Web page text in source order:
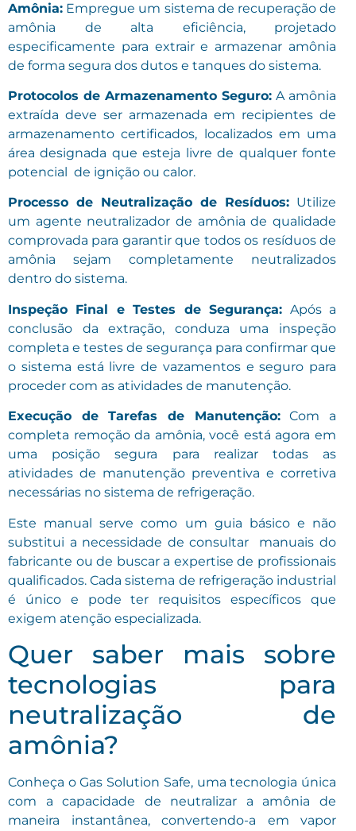
Amônia: Empregue um sistema de recuperação de
amônia de alta eficiência, projetado
especificamente para extrair e armazenar amônia
de forma segura dos dutos e tanques do sistema.
Protocolos de Armazenamento Seguro: A amônia
extraída deve ser armazenada em recipientes de
armazenamento certificados, localizados em uma
área designada que esteja livre de qualquer fonte
potencial de ignição ou calor.
Processo de Neutralização de Resíduos: Utilize
um agente neutralizador de amônia de qualidade
comprovada para garantir que todos os resíduos de
amônia sejam completamente neutralizados
dentro do sistema.
Inspeção Final e Testes de Segurança: Após a
conclusão da extração, conduza uma inspeção
completa e testes de segurança para confirmar que
o sistema está livre de vazamentos e seguro para
proceder com as atividades de manutenção.
Execução de Tarefas de Manutenção:Com a
completa remoção da amônia, você está agora em
uma posição segura para realizar todas as
atividades de manutenção preventiva e corretiva
necessárias no sistema de refrigeração.
Este manual serve como um guia básico e não
substitui a necessidade de consultar manuais do
fabricante ou de buscar a expertise de profissionais
qualificados. Cada sistema de refrigeração industrial
é único e pode ter requisitos específicos que
exigem atenção especializada.
Quer saber mais sobre
tecnologias para
neutralização de
amônia?
Conheça o Gas Solution Safe, uma tecnologia única
com a capacidade de neutralizar a amônia de
maneira instantânea, convertendo-a em vapor